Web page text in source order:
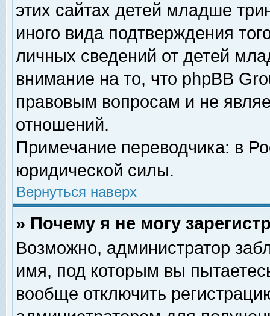
этих сайтах детей младше
иного вида подтверждения
личных сведений от детей
внимание на то, что phpBB
правовым вопросам и не
отношений.
Примечание переводчика: в
юридической силы.
Вернуться наверх
» Почему я не могу
Возможно, администратор
имя, под которым вы
вообще отключить